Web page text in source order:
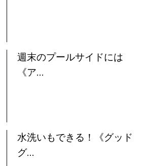
週末のプールサイドには
《ア...
水洗いもできる！《グッド
グ...